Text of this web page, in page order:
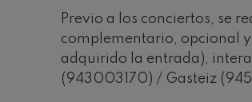
Previo a los conciertos, se
complementario, opcional
adquirido la entrada),
(943003170) / Gasteiz